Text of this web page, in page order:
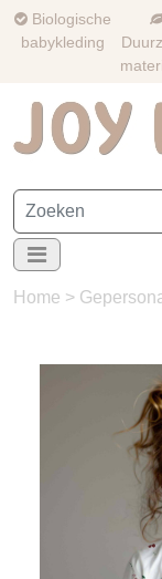
Biologische
babykleding
Home >